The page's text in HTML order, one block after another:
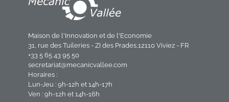
Maison de l'Innovation et de l'Economie
31, rue des Tuileries - ZI des Prades,12110 Viviez - FR
+33 5 65 43 95 50
secretariat@mecanicvallee.com
Horaires :
Lun-Jeu : 9h-12h et 14h-17h
Ven : 9h-12h et 14h-16h